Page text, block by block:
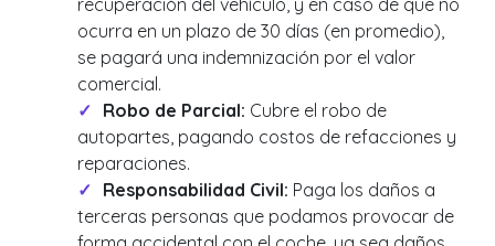
recuperación del vehículo, y en caso de que no
ocurra en un plazo de 30 días (en promedio),
se pagará una indemnización por el valor
comercial.
Robo de Parcial: Cubre el robo de
autopartes, pagando costos de refacciones y
reparaciones.
Responsabilidad Civil: Paga los daños a
terceras personas que podamos provocar de